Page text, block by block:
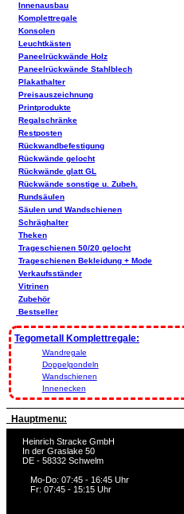
Innenausbau
Komplettregale
Konsolen
Leuchtkästen
Paneelrückwände Holz
Paneelrückwände Stahlblech
Plakathalter
Preisauszeichnung
Printprodukte
Regalschränke
Restposten
Rückwandbefestigung
Rückwände gelocht
Rückwände glatt GL
Rückwände sonstige u. Zubeh.
Rundsäulen
Säulen und Wandschienen
Schräghalter
Theken
Trageschienen 50/20 gelocht
Trageschienen Bekleidung + Mode
Verkaufsständer
Vitrinen
Zubehör
Bestseller
Tegometall Komplettregale:
Wandregale
Doppelgondeln
Wandschienen
Innenecken
Hauptmenu:
Heinrich Stracke GmbH
In der Graslake 50
DE - 58332 Schwelm
Mo-Do: 07:45 - 16:45 Uhr
Fr: 07:45 - 15:15 Uhr